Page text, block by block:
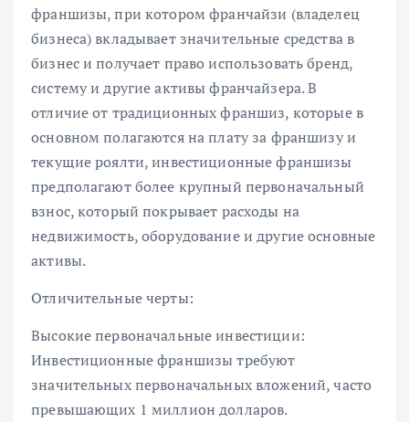
франшизы, при котором франчайзи (владелец
бизнеса) вкладывает значительные средства в
бизнес и получает право использовать бренд,
систему и другие активы франчайзера. В
отличие от традиционных франшиз, которые в
основном полагаются на плату за франшизу и
текущие роялти, инвестиционные франшизы
предполагают более крупный первоначальный
взнос, который покрывает расходы на
недвижимость, оборудование и другие основные
активы.
Отличительные черты:
Высокие первоначальные инвестиции:
Инвестиционные франшизы требуют
значительных первоначальных вложений, часто
превышающих 1 миллион долларов.